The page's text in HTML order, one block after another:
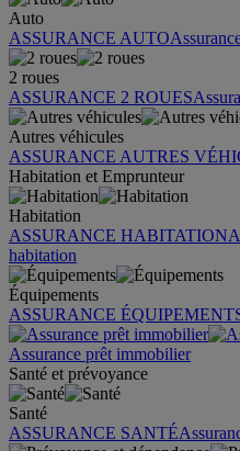
Auto
ASSURANCE AUTO
2 roues
ASSURANCE 2 ROUES
Autres véhicules
ASSURANCE AUTRES
Habitation et Emprunteur
Habitation
ASSURANCE HABITATION
habitation
Équipements
ASSURANCE
Assurance prêt immobilier
Santé et prévoyance
Santé
ASSURANCE SANTÉ